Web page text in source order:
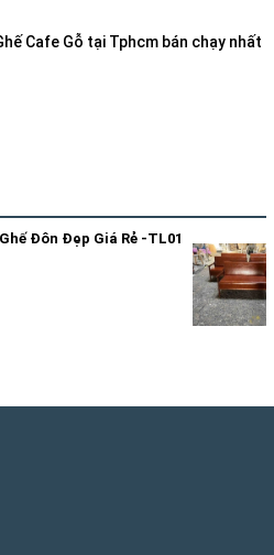
Cafe Gỗ tại Tphcm bán chạy nhất
Đôn Đẹp Giá Rẻ -TL01